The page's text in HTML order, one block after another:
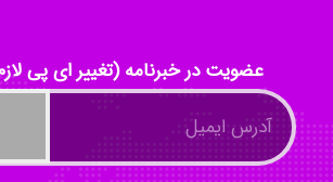
عضویت در خبرنامه (تغییر ای پی